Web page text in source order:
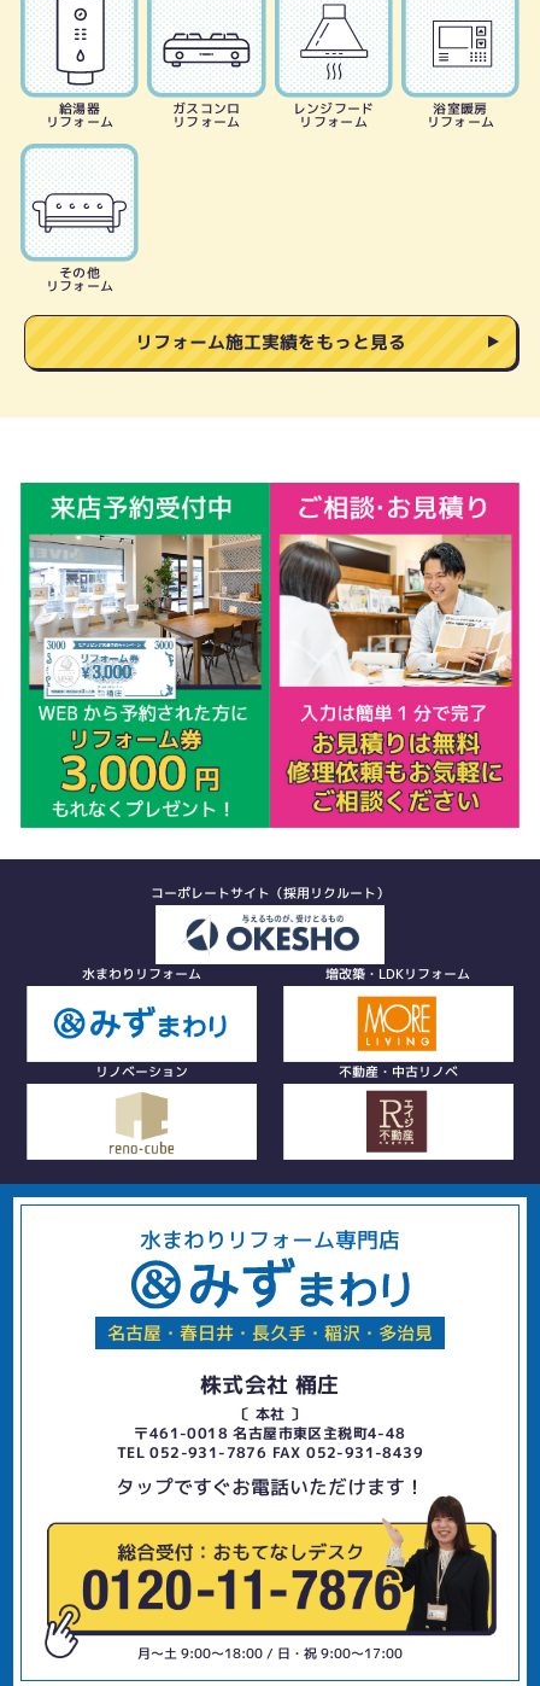
給湯器
リフォーム
ガスコンロ
リフォーム
レンジフード
リフォーム
浴室暖房
リフォーム
その他
リフォーム
リフォーム施工実績をもっと見る
コーポレートサイト（採用リクルート）
水まわりリフォーム 増改築・LDKリフォーム
リノベーション 不動産・中古リノベ
水まわりリフォーム専門店
名古屋・春日井・長久手・稲沢・多治見
株式会社 桶庄
〔 本社 〕
〒461-0018 名古屋市東区主税町4-48
TEL 052-931-7876 FAX 052-931-8439
タップですぐお電話いただけます！
月〜土 9:00〜18:00 / 日・祝 9:00〜17:00